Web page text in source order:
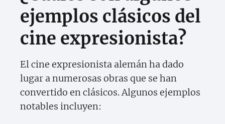
ejemplos clásicos del
cine expresionista?
El cine expresionista alemán ha dado
lugar a numerosas obras que se han
convertido en clásicos. Algunos ejemplos
notables incluyen: